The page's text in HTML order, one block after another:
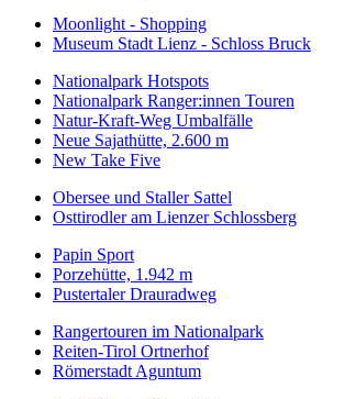
Moonlight - Shopping
Museum Stadt Lienz - Schloss Bruck
Nationalpark Hotspots
Nationalpark Ranger:innen Touren
Natur-Kraft-Weg Umbalfälle
Neue Sajathütte, 2.600 m
New Take Five
Obersee und Staller Sattel
Osttirodler am Lienzer Schlossberg
Papin Sport
Porzehütte, 1.942 m
Pustertaler Drauradweg
Rangertouren im Nationalpark
Reiten-Tirol Ortnerhof
Römerstadt Aguntum